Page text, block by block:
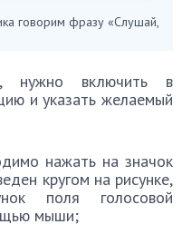
говорим фразу «Слушай,
нужно включить в
и указать желаемый
нажать на значок
кругом на рисунке,
поля голосовой
мыши;